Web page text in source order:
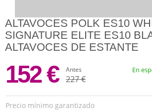
ALTAVOCES POLK ES10
SIGNATURE ELITE ES10
ALTAVOCES DE ESTANTE
152 € Antes
227 €
En
Precio mínimo garantizado